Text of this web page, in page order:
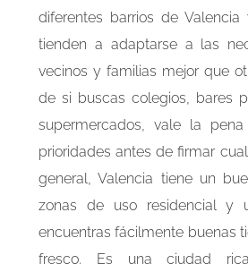
diferentes barrios de Valencia
tienden a adaptarse a las
vecinos y familias mejor que
de si buscas colegios, bares
supermercados, vale la
prioridades antes de firmar
general, Valencia tiene un
zonas de uso residencial y
encuentras fácilmente buenas
fresco. Es una ciudad